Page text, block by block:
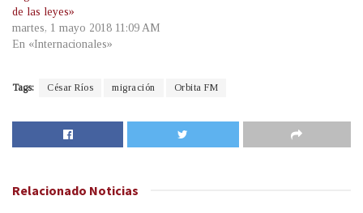
de las leyes»
martes, 1 mayo 2018 11:09 AM
En «Internacionales»
Tags: César Ríos migración Orbita FM
Relacionado Noticias